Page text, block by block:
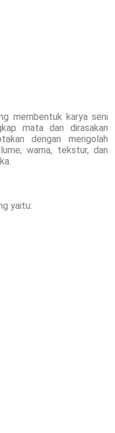
membentuk karya seni
mata dan dirasakan
dengan mengolah
warna, tekstur, dan
yaitu: